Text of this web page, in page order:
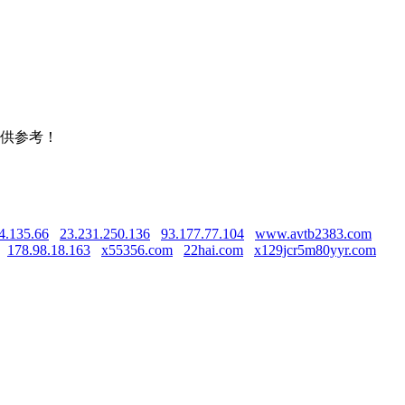
参考！
23.231.250.136 93.177.77.104
www.avtb2383.com
178.98.18.163 x55356.com 22hai.com x129jcr5m80yyr.com